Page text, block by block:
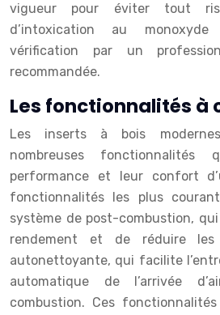
vigueur pour éviter tout
d’intoxication au
vérification par un
recommandée.
Les fonctionnalités à
Les inserts à bois
nombreuses fonctionnalités
performance et leur confort
fonctionnalités les plus
système de post-combustion, qui
rendement et de réduire
autonettoyante, qui facilite
automatique de l’arrivée
combustion. Ces